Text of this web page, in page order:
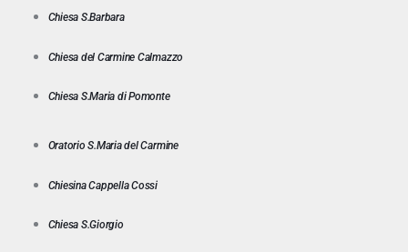
Chiesa S.Barbara
Chiesa del Carmine Calmazzo
Chiesa S.Maria di Pomonte
Oratorio S.Maria del Carmine
Chiesina Cappella Cossi
Chiesa S.Giorgio